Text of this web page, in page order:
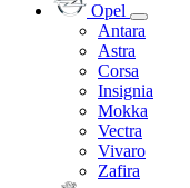
Opel
Antara
Astra
Corsa
Insignia
Mokka
Vectra
Vivaro
Zafira